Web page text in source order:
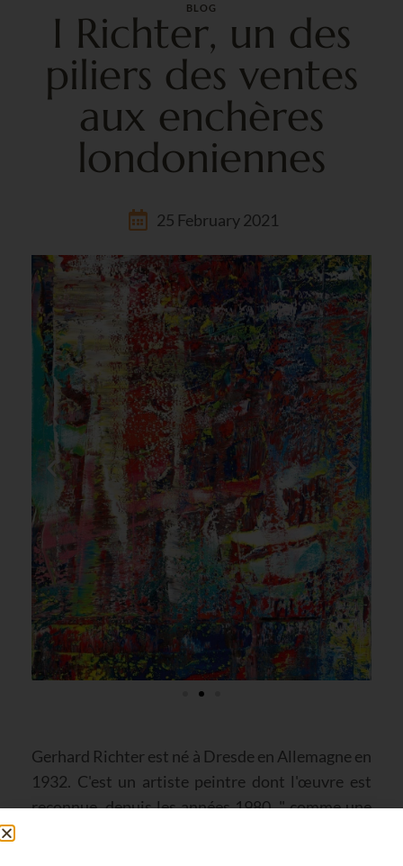
BLOG
I Richter, un des
piliers des ventes
aux enchères
londoniennes
25 February 2021
Gerhard Richter est né à Dresde en Allemagne en
1932. C'est un artiste peintre dont l'œuvre est
reconnue, depuis les années 1980, " comme une